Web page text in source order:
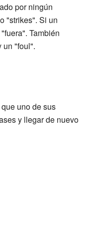
por ningún
"strikes". Si un
También
un "foul".
uno de sus
y llegar de nuevo